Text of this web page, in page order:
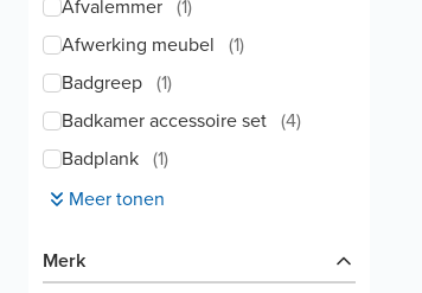
Afvalemmer (1)
Afwerking meubel (1)
Badgreep (1)
Badkamer accessoire set (4)
Badplank (1)
Meer tonen
Merk